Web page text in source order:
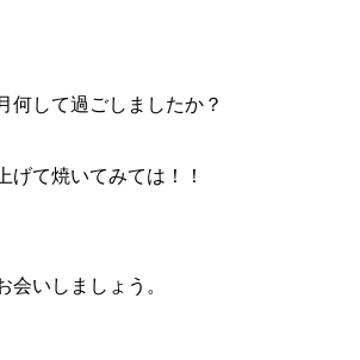
何して過ごしましたか？
げて焼いてみては！！
会いしましょう。